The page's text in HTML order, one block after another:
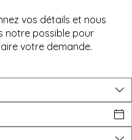
vos détails et nous
notre possible pour
votre demande.